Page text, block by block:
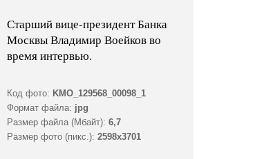
Старший вице-президент Банка
Москвы Владимир Воейков во
время интервью.
Код фото: KMO_129568_00098_1
Формат файла: jpg
Размер файла (Мбайт): 6,7
Размер фото (пикс.): 2598x3701